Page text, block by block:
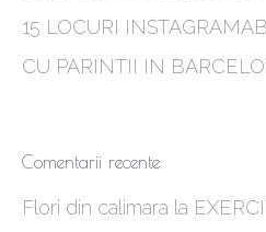
15 LOCURI
CU PARINTII IN
Comentarii recente
Flori din calimara la